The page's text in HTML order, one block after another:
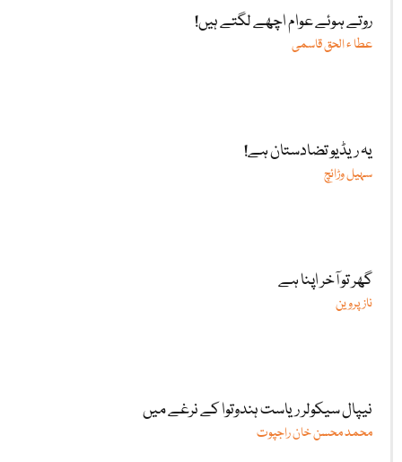
روتے ہوئے عوام اچھے لگتے ہیں!
عطا ء الحق قاسمی
یہ ریڈیو تضادستان ہے!
سہیل وڑائچ
گھر تو آخر اپنا ہے
ناز پروین
نیپال سیکولر ریاست ہندوتوا کے نرغے میں
محمد محسن خان راجپوت